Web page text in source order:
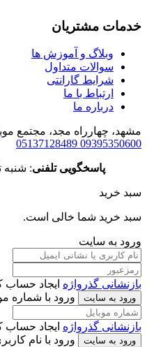
خدمات مشتریان
وبلاگ و آموزش ها
سوالات متداول
شرایط گارانتی
ارتباط با ما
درباره ما
مشهد، چهارراه مجد، مجتمع
09395350600
05137128489
پاسخگویی تلفنی: شنبه تا
سبد خرید
سبد خرید شما خالی است.
ورود به سایت
بازنشانی گذرواژه ایجاد حساب
ورود به سایت ورود با شماره
بازنشانی گذرواژه ایجاد حساب
ورود به سایت ورود با نام